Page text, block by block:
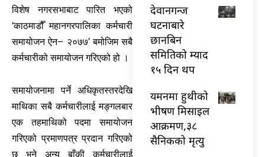
विशेष नगरसभाबाट पारित भएको
‘काठमाडौँ महानगरपालिका कर्मचारी
समायोजन ऐन– २०७७’ बमोजिम सबै
कर्मचारीको समायोजन गरिएको हो ।
समायोजनामा पर्ने अधिकृतस्तरदेखि
माथिका सबै कर्मचारीलाई मङ्गलबार
एक तहमाथिको पदमा समायोजन
गरिएको प्रमाणपत्र प्रदान गरिएको
छ भने अन्य बाँकी कर्मचारीलाई
देवानगन्ज
घटनाबारे
छानबिन
समितिको म्याद
१५ दिन थप
यमनमा हुथीको
भीषण मिसाइल
आक्रमण,३८
सैनिकको मृत्यु